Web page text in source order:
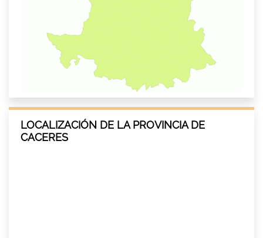
LOCALIZACIÓN DE LA PROVINCIA DE
CACERES